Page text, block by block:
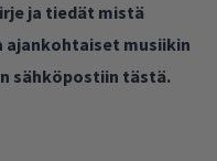
ja tiedät mistä
ajankohtaiset musiikin
sähköpostiin tästä.